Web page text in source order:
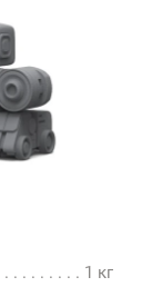
1 кг